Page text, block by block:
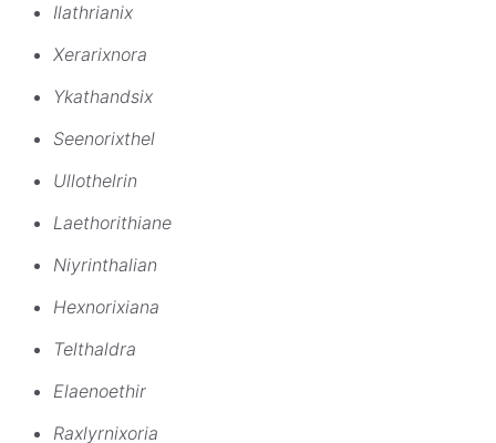
Ilathrianix
Xerarixnora
Ykathandsix
Seenorixthel
Ullothelrin
Laethorithiane
Niyrinthalian
Hexnorixiana
Telthaldra
Elaenoethir
Raxlyrnixoria